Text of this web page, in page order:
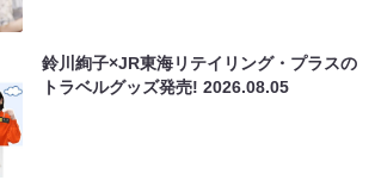
鈴川絢子×JR東海リテイリング・プラスの
トラベルグッズ発売!2026.08.05